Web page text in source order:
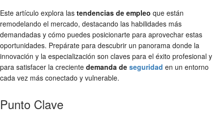
Este artículo explora las tendencias de empleo que están
remodelando el mercado, destacando las habilidades más
demandadas y cómo puedes posicionarte para aprovechar estas
oportunidades. Prepárate para descubrir un panorama donde la
innovación y la especialización son claves para el éxito profesional y
para satisfacer la creciente demanda de seguridad en un entorno
cada vez más conectado y vulnerable.
Punto Clave